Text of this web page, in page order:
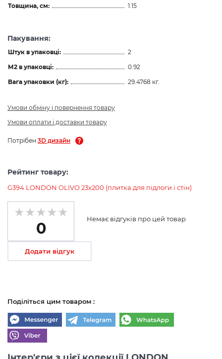
Товщина, см:
1.15
Пакування:
Штук в упаковці:
2
М2 в упаковці:
0.92
Вага упаковки (кг):
29.4768 кг.
Умови обміну і повернення товару
Умови оплати і доставки товару
Потрібен 3D дизайн
Рейтинг товару:
G394 LONDON OLIVO 23x200 (плитка для підлоги і стін)
0
Немає відгуків про цей товар
Додати відгук
Поділіться цим товаром :